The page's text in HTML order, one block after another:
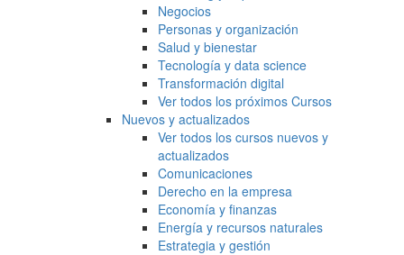
Negocios
Personas y organización
Salud y bienestar
Tecnología y data science
Transformación digital
Ver todos los próximos Cursos
Nuevos y actualizados
Ver todos los cursos nuevos y
actualizados
Comunicaciones
Derecho en la empresa
Economía y finanzas
Energía y recursos naturales
Estrategia y gestión